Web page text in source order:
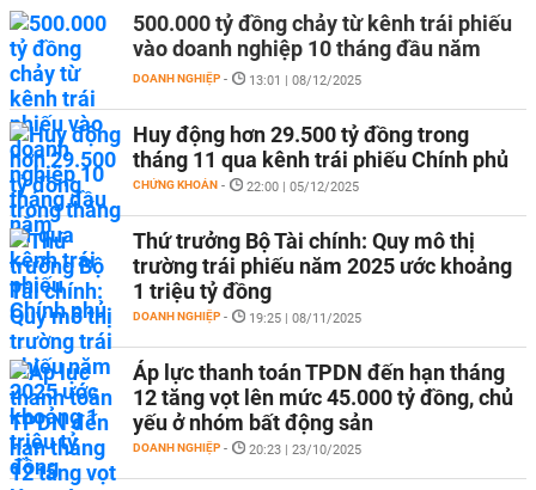
500.000 tỷ đồng chảy từ kênh trái phiếu
vào doanh nghiệp 10 tháng đầu năm
DOANH NGHIỆP - 13:01 | 08/12/2025
Huy động hơn 29.500 tỷ đồng trong
tháng 11 qua kênh trái phiếu Chính phủ
CHỨNG KHOÁN - 22:00 | 05/12/2025
Thứ trưởng Bộ Tài chính: Quy mô thị
trường trái phiếu năm 2025 ước khoảng
1 triệu tỷ đồng
DOANH NGHIỆP - 19:25 | 08/11/2025
Áp lực thanh toán TPDN đến hạn tháng
12 tăng vọt lên mức 45.000 tỷ đồng, chủ
yếu ở nhóm bất động sản
DOANH NGHIỆP - 20:23 | 23/10/2025